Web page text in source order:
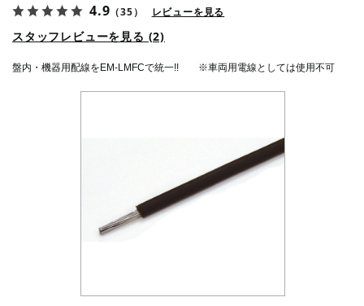
4.9 （35） レビューを見る
スタッフレビューを見る (2)
盤内・機器用配線をEM-LMFCで統一!! ※車両用電線としては使用不可